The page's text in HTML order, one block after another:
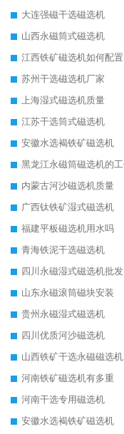
大连强磁干选磁选机
山西永磁筒式磁选机
江西铁矿磁选机如何配置
苏州干选磁选机厂家
上海湿式磁选机质量
江苏干选筒式磁选机
安徽水选褐铁矿磁选机
内蒙古河沙磁选机质量
广西钛铁矿湿式磁选机
福建平板磁选机用水吗
青海铁泥干选磁选机
四川永磁湿式磁选机批发
山东永磁滚筒磁块安装
贵州永磁湿式磁选机
四川优质河沙磁选机
山西铁矿干选永磁磁选机
河南铁矿磁选机有多重
河南干选专用磁选机
安徽水选褐铁矿磁选机